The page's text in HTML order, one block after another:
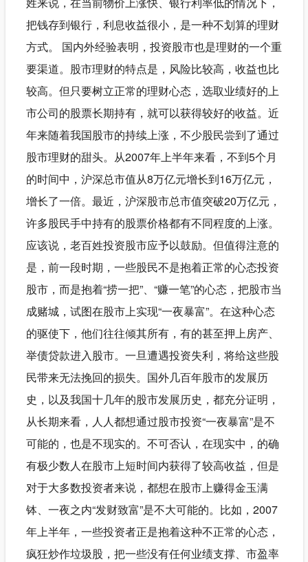
把钱存到银行，利息收益很小，是一种不划算的理财
方式。 国内外经验表明，投资股市也是理财的一个重
要渠道。股市理财的特点是，风险比较高，收益也比
较高。但只要树立正常的理财心态，选取业绩好的上
市公司的股票长期持有，就可以获得较好的收益。近
年来随着我国股市的持续上涨，不少股民尝到了通过
股市理财的甜头。从2007年上半年来看，不到5个月
的时间中，沪深总市值从8万亿元增长到16万亿元，
增长了一倍。最近，沪深股市总市值突破20万亿元，
许多股民手中持有的股票价格都有不同程度的上涨。
应该说，老百姓投资股市应予以鼓励。但值得注意的
是，前一段时期，一些股民不是抱着正常的心态投资
股市，而是抱着“捞一把”、“赚一笔”的心态，把股市当
成赌城，试图在股市上实现“一夜暴富”。在这种心态
的驱使下，他们往往倾其所有，有的甚至押上房产、
举债贷款进入股市。一旦遭遇投资失利，将给这些股
民带来无法挽回的损失。国外几百年股市的发展历
史，以及我国十几年的股市发展历史，都充分证明，
从长期来看，人人都想通过股市投资“一夜暴富”是不
可能的，也是不现实的。不可否认，在现实中，的确
有极少数人在股市上短时间内获得了较高收益，但是
对于大多数投资者来说，都想在股市上赚得金玉满
钵、一夜之内“发财致富”是不大可能的。比如，2007
年上半年，一些投资者正是抱着这种不正常的心态，
疯狂炒作垃圾股，把一些没有任何业绩支撑、市盈率